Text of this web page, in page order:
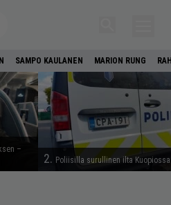
SAMPO KAULANEN MARION RUNG
–
2. Poliisilla surullinen ilta